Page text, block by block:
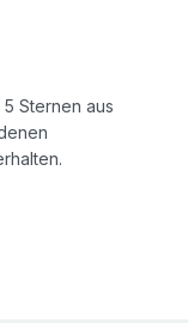
Sternen aus